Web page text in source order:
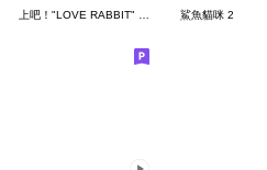
鯊魚貓咪 2